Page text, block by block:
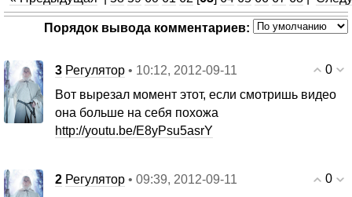
Порядок вывода комментариев:
0
3 Регулятор • 10:12, 2012-09-11
Вот вырезал момент этот, если смотришь видео
она больше на себя похожа
http://youtu.be/E8yPsu5asrY
0
2 Регулятор • 09:39, 2012-09-11